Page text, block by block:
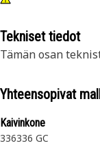
Tekniset tiedot
Tämän osan
Yhteensopivat
Kaivinkone
336336 GC